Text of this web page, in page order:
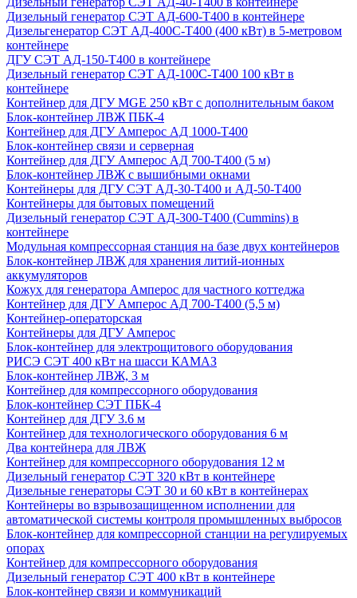
Дизельный генератор СЭТ АД-600-Т400 в контейнере
Дизельгенератор СЭТ АД-400С-Т400 (400 кВт) в 5-метровом
контейнере
ДГУ СЭТ АД-150-Т400 в контейнере
Дизельный генератор СЭТ АД-100С-Т400 100 кВт в
контейнере
Контейнер для ДГУ MGE 250 кВт с дополнительным баком
Блок-контейнер ЛВЖ ПБК-4
Контейнер для ДГУ Амперос АД 1000-Т400
Блок-контейнер связи и серверная
Контейнер для ДГУ Амперос АД 700-Т400 (5 м)
Блок-контейнер ЛВЖ с вышибными окнами
Контейнеры для ДГУ СЭТ АД-30-Т400 и АД-50-Т400
Контейнеры для бытовых помещений
Дизельный генератор СЭТ АД-300-Т400 (Cummins) в
контейнере
Модульная компрессорная станция на базе двух контейнеров
Блок-контейнер ЛВЖ для хранения литий-ионных
аккумуляторов
Кожух для генератора Амперос для частного коттеджа
Контейнер для ДГУ Амперос АД 700-Т400 (5,5 м)
Контейнер-операторская
Контейнеры для ДГУ Амперос
Блок-контейнер для электрощитового оборудования
РИСЭ СЭТ 400 кВт на шасси КАМАЗ
Блок-контейнер ЛВЖ, 3 м
Контейнер для компрессорного оборудования
Блок-контейнер СЭТ ПБК-4
Контейнер для ДГУ 3.6 м
Контейнер для технологического оборудования 6 м
Два контейнера для ЛВЖ
Контейнер для компрессорного оборудования 12 м
Дизельный генератор СЭТ 320 кВт в контейнере
Дизельные генераторы СЭТ 30 и 60 кВт в контейнерах
Контейнеры во взрывозащищенном исполнении для
автоматической системы контроля промышленных выбросов
Блок-контейнер для компрессорной станции на регулируемых
опорах
Контейнер для компрессорного оборудования
Дизельный генератор СЭТ 400 кВт в контейнере
Блок-контейнер связи и коммуникаций